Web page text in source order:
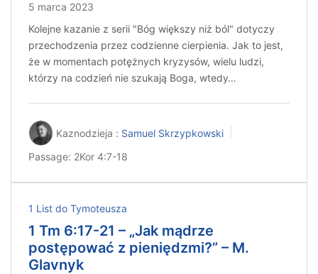
5 marca 2023
Kolejne kazanie z serii "Bóg większy niż ból" dotyczy
przechodzenia przez codzienne cierpienia. Jak to jest,
że w momentach potężnych kryzysów, wielu ludzi,
którzy na codzień nie szukają Boga, wtedy…
Kaznodzieja : Samuel Skrzypkowski
Passage: 2Kor 4:7-18
1 List do Tymoteusza
1 Tm 6:17-21 – „Jak mądrze
postępować z pieniędzmi?” – M.
Glavnyk